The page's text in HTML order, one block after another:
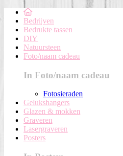
Bedrijven
Bedrukte tassen
DIY
Natuursteen
Foto/naam cadeau
In Foto/naam cadeau
Fotosieraden
Gelukshangers
Glazen & mokken
Graveren
Lasergraveren
Posters